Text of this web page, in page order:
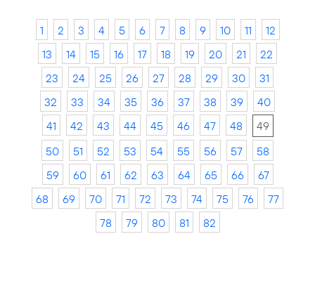
1 2 3 4 5 6 7 8 9 10 11
12
13
14 15 16 17 18 19 20 21
22
23
24 25 26 27 28 29 30
31
32
33 34 35 36 37 38 39
40
41
42 43 44 45 46 47 48
49
50
51 52 53 54 55 56 57
58
59
60 61 62 63 64 65 66
67
68
69 70 71 72 73 74 75 76
77
78
79 80 81 82